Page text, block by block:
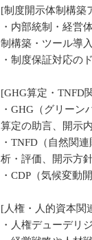
[制度開示体制構築
・内部統制・経営
制構築・ツール導
・制度保証対応の
[GHG算定・TNFD
・GHG（グリー
算定の助言、開示
・TNFD（自然関
析・評価、開示方
・CDP（気候変動
[人権・人的資本関
・人権デューデリ